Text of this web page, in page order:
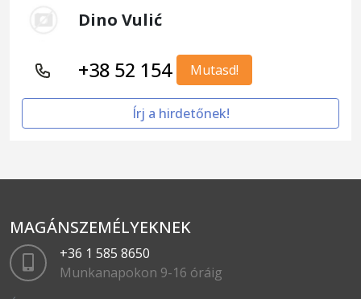
Dino Vulić
+38 52 154 Mutasd!
Írj a hirdetőnek!
MAGÁNSZEMÉLYEKNEK
+36 1 585 8650
Munkanapokon 9-16 óráig